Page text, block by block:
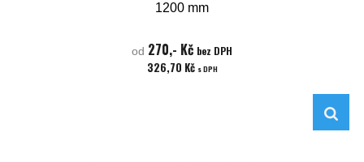
1200 mm
od 270,- Kč bez DPH
326,70 Kč s DPH